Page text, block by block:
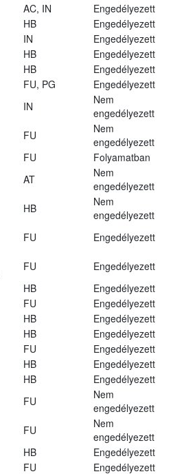
AC, IN
Engedélyezett
HB
Engedélyezett
IN
Engedélyezett
HB
Engedélyezett
HB
Engedélyezett
FU, PG
Engedélyezett
IN
Nem
engedélyezett
FU
Nem
engedélyezett
FU
Folyamatban
AT
Nem
engedélyezett
HB
Nem
engedélyezett
FU
Engedélyezett
FU
Engedélyezett
HB
Engedélyezett
FU
Engedélyezett
HB
Engedélyezett
HB
Engedélyezett
FU
Engedélyezett
HB
Engedélyezett
HB
Engedélyezett
FU
Nem
engedélyezett
FU
Nem
engedélyezett
HB
Engedélyezett
FU
Engedélyezett